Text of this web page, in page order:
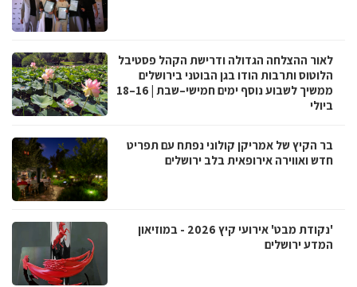
לאור ההצלחה הגדולה ודרישת הקהל פסטיבל
הלוטוס ותרבות הודו בגן הבוטני בירושלים
ממשיך לשבוע נוסף ימים חמישי–שבת | 16–18
ביולי
בר הקיץ של אמריקן קולוני נפתח עם תפריט
חדש ואווירה אירופאית בלב ירושלים
'נקודת מבט' אירועי קיץ 2026 - במוזיאון
המדע ירושלים